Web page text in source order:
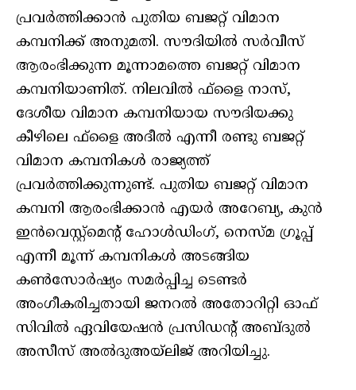
പ്രവര്‍ത്തിക്കാന്‍ പുതിയ ബജറ്റ് വിമാന
കമ്പനിക്ക് അനുമതി. സൗദിയില്‍ സര്‍വീസ്
ആരംഭിക്കുന്ന മൂന്നാമത്തെ ബജറ്റ് വിമാന
കമ്പനിയാണിത്. നിലവില്‍ ഫ്‌ളൈ നാസ്,
ദേശീയ വിമാന കമ്പനിയായ സൗദിയക്കു
കീഴിലെ ഫ്‌ളൈ അദീല്‍ എന്നീ രണ്ടു ബജറ്റ്
വിമാന കമ്പനികള്‍ രാജ്യത്ത്
പ്രവര്‍ത്തിക്കുന്നുണ്ട്. പുതിയ ബജറ്റ് വിമാന
കമ്പനി ആരംഭിക്കാന്‍ എയര്‍ അറേബ്യ, കുന്‍
ഇന്‍വെസ്റ്റ്മെന്റ് ഹോള്‍ഡിംഗ്, നെസ്മ ഗ്രൂപ്പ്
എന്നീ മൂന്ന് കമ്പനികള്‍ അടങ്ങിയ
കണ്‍സോര്‍ഷ്യം സമര്‍പ്പിച്ച ടെണ്ടര്‍
അംഗീകരിച്ചതായി ജനറല്‍ അതോറിറ്റി ഓഫ്
സിവില്‍ ഏവിയേഷന്‍ പ്രസിഡന്റ് അബ്ദുല്‍
അസീസ് അല്‍ദുഅയ്‌ലിജ് അറിയിച്ചു.